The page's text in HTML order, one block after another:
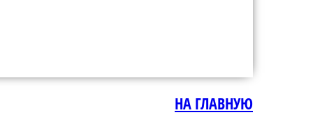
НА ГЛАВНУЮ